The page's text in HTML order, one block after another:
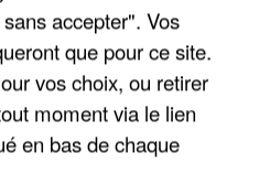
Mafia interpellé en
accepter". Vos
que pour ce site.
vos choix, ou retirer
moment via le lien
en bas de chaque